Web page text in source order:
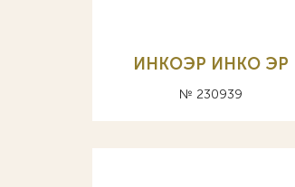
ИНКОЭР ИНКО ЭР
№ 230939